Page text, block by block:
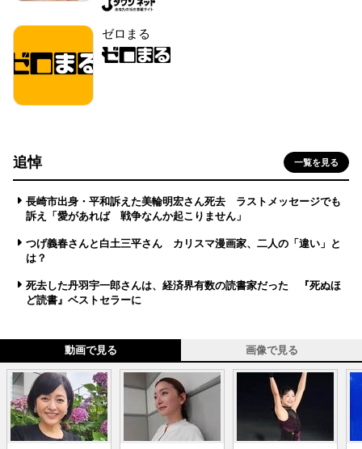
ゼロまる
追悼 一覧を見る
長崎市出身・平和訴えた美輪明宏さん死去 ラストメッセージでも
訴え「愛があれば 戦争なんか起こりません」
つげ義春さんと白土三平さん カリスマ漫画家、二人の「違い」と
は？
死去した丹羽宇一郎さんは、経済界有数の読書家だった 『死ぬほ
ど読書』ベストセラーに
動画で見る 画像で見る